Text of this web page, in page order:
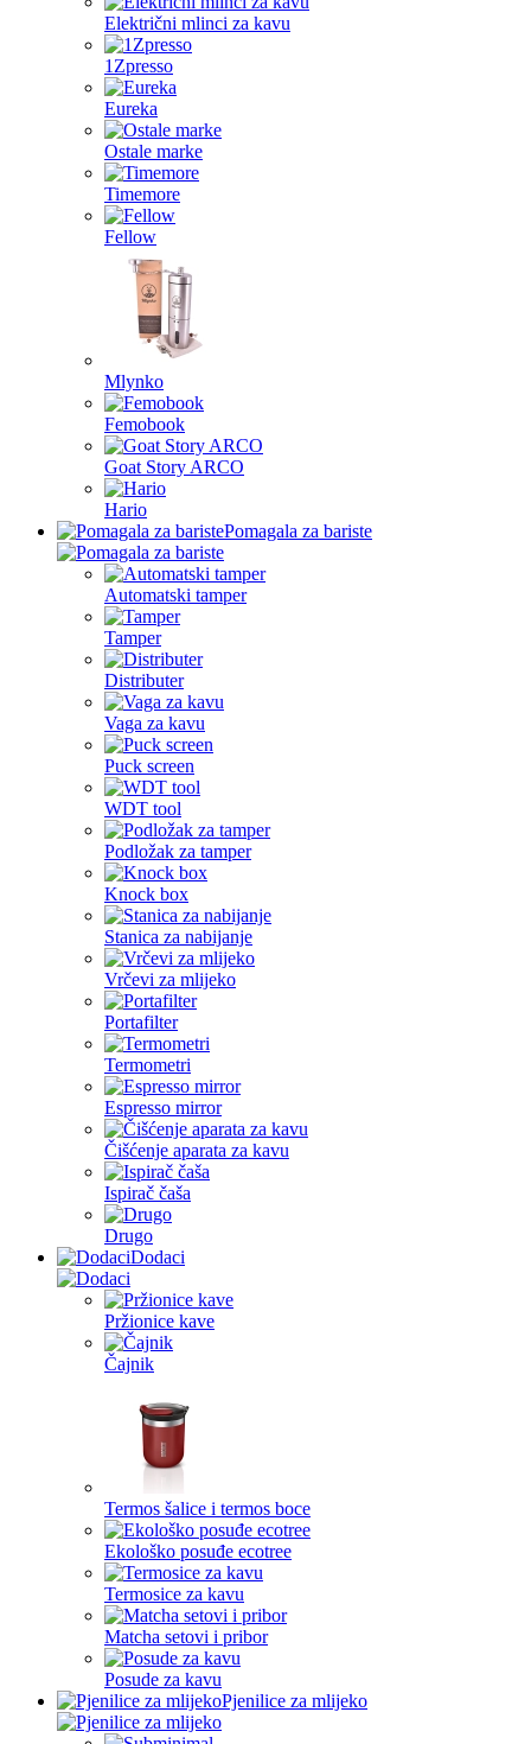
Električni mlinci za kavu
1Zpresso
Eureka
Ostale marke
Timemore
Fellow
Mlynko
Femobook
Goat Story ARCO
Hario
Pomagala za bariste
Automatski tamper
Tamper
Distributer
Vaga za kavu
Puck screen
WDT tool
Podložak za tamper
Knock box
Stanica za nabijanje
Vrčevi za mlijeko
Portafilter
Termometri
Espresso mirror
Čišćenje aparata za kavu
Ispirač čaša
Drugo
Dodaci
Pržionice kave
Čajnik
Termos šalice i termos boce
Ekološko posuđe ecotree
Termosice za kavu
Matcha setovi i pribor
Posude za kavu
Pjenilice za mlijeko